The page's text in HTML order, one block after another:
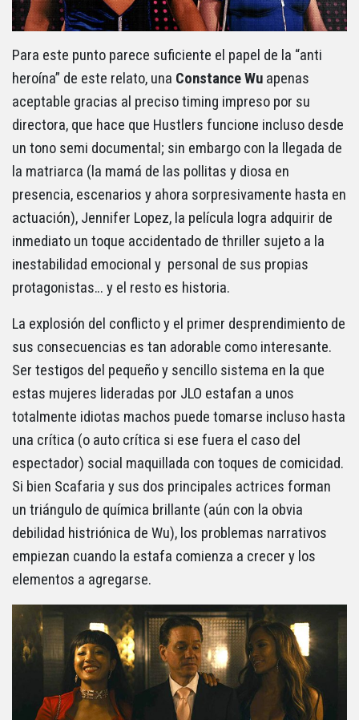
Para este punto parece suficiente el papel de la “anti
heroína” de este relato, una Constance Wu apenas
aceptable gracias al preciso timing impreso por su
directora, que hace que Hustlers funcione incluso desde
un tono semi documental; sin embargo con la llegada de
la matriarca (la mamá de las pollitas y diosa en
presencia, escenarios y ahora sorpresivamente hasta en
actuación), Jennifer Lopez, la película logra adquirir de
inmediato un toque accidentado de thriller sujeto a la
inestabilidad emocional y personal de sus propias
protagonistas… y el resto es historia.
La explosión del conflicto y el primer desprendimiento de
sus consecuencias es tan adorable como interesante.
Ser testigos del pequeño y sencillo sistema en la que
estas mujeres lideradas por JLO estafan a unos
totalmente idiotas machos puede tomarse incluso hasta
una crítica (o auto crítica si ese fuera el caso del
espectador) social maquillada con toques de comicidad.
Si bien Scafaria y sus dos principales actrices forman
un triángulo de química brillante (aún con la obvia
debilidad histriónica de Wu), los problemas narrativos
empiezan cuando la estafa comienza a crecer y los
elementos a agregarse.